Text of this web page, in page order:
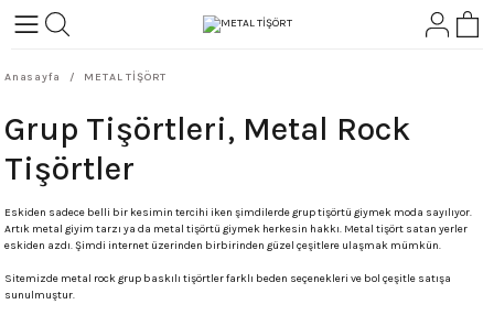
Geri Dön
ROCK
Geri Dön
Anasayfa METAL TİŞÖRT
Grup Tişörtleri, Metal Rock
Tişörtler
Eskiden sadece belli bir kesimin tercihi iken şimdilerde grup tişörtü giymek moda sayılıyor.
Artık metal giyim tarzı ya da metal tişörtü giymek herkesin hakkı. Metal tişört satan yerler
eskiden azdı. Şimdi internet üzerinden birbirinden güzel çeşitlere ulaşmak mümkün.
Sitemizde metal rock grup baskılı tişörtler farklı beden seçenekleri ve bol çeşitle satışa
sunulmuştur.